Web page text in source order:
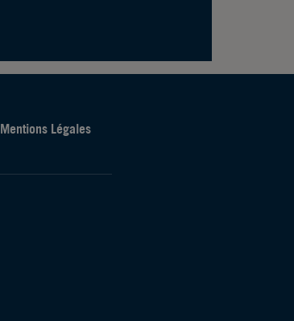
Mentions Légales